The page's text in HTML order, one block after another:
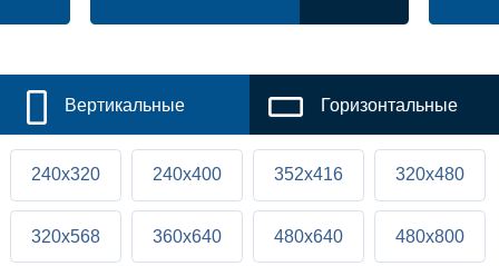
Вертикальные Горизонтальные
240x320 240x400 352x416 320x480
320x568 360x640 480x640 480x800